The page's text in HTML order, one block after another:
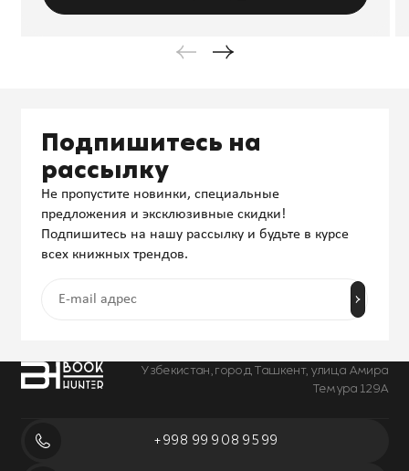
Узбекистан, город Ташкент, улица Амира
Темура 129А
+998 99 908 95 99
Подпишитесь на
рассылку
Не пропустите новинки, специальные
предложения и эксклюзивные скидки!
Подпишитесь на нашу рассылку и будьте в курсе
всех книжных трендов.